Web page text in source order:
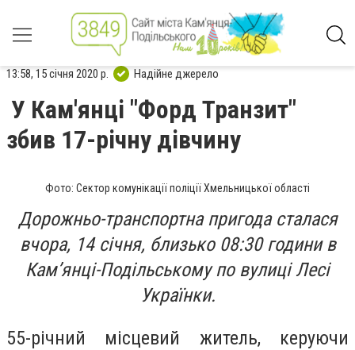
13:58, 15 січня 2020 р. Надійне джерело
У Кам'янці "Форд Транзит"
збив 17-річну дівчину
Фото: Сектор комунікації поліції Хмельницької області
Дорожньо-транспортна пригода сталася
вчора, 14 січня, близько 08:30 години в
Кам’янці-Подільському по вулиці Лесі
Українки.
55-річний місцевий житель, керуючи